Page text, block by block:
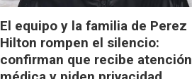
El equipo y la familia de Perez
Hilton rompen el silencio:
confirman que recibe atención